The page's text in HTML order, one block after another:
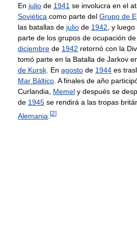
En julio de 1941 se involucra en el
Soviética como parte del Grupo de
las batallas de julio de 1942 , y
parte de los grupos de ocupación de
diciembre de 1942 retornó con la
tomó parte en la Batalla de Jarkov
de Kursk . En agosto de 1944 es
Mar Báltico . A finales de año
Curlandia, Memel y después se
de 1945 se rendirá a las tropas
Alemania [2]